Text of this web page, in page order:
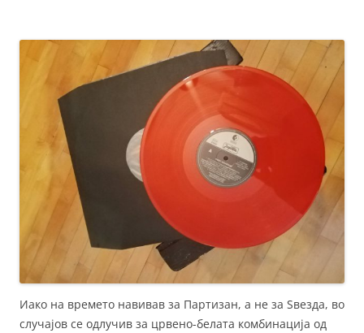
Иако на времето навивав за Партизан, а не за Ѕвезда, во
случајов се одлучив за црвено-белата комбинација од